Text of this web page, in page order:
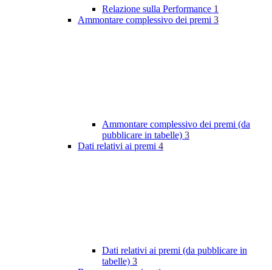
Relazione sulla Performance 1
Ammontare complessivo dei premi 3
Ammontare complessivo dei premi (da
pubblicare in tabelle) 3
Dati relativi ai premi 4
Dati relativi ai premi (da pubblicare in
tabelle) 3